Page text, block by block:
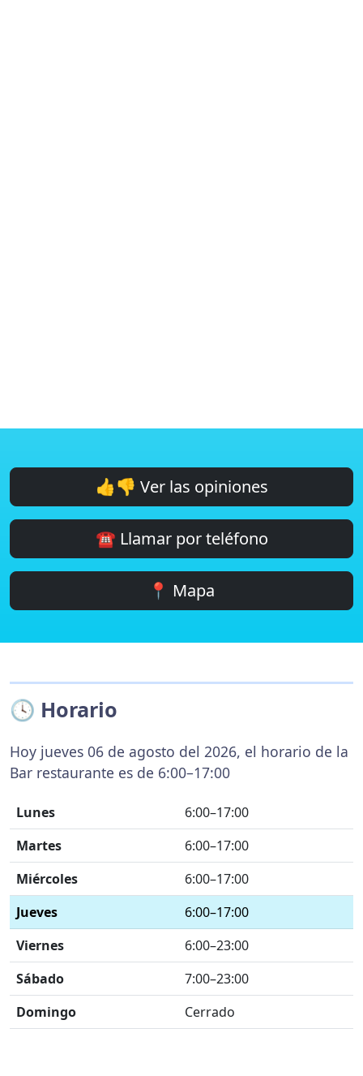
👍👎 Ver las opiniones
☎️ Llamar por teléfono
📍 Mapa
🕓 Horario
Hoy jueves 06 de agosto del 2026, el horario de la
Bar restaurante es de 6:00–17:00
Lunes
6:00–17:00
Martes
6:00–17:00
Miércoles
6:00–17:00
Jueves
6:00–17:00
Viernes
6:00–23:00
Sábado
7:00–23:00
Domingo
Cerrado